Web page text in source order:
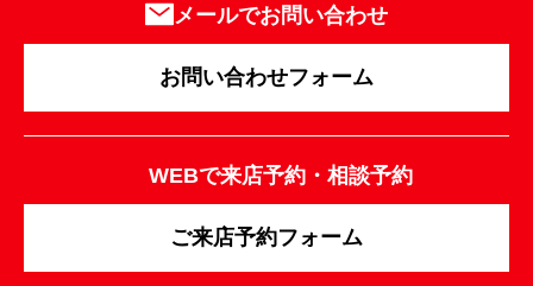
メールでお問い合わせ
お問い合わせフォーム
WEBで来店予約・相談予約
ご来店予約フォーム